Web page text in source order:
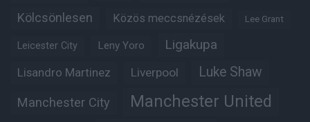
Kölcsönlesen Közös meccsnézések Lee Grant
Leicester City Leny Yoro Ligakupa
Lisandro Martinez Liverpool Luke Shaw
Manchester City Manchester United